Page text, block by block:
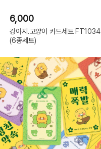
6,000
강아지.고양이 카드세트 FT1034
(6종세트)